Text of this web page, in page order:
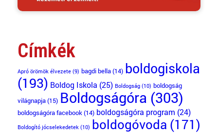
Címkék
Apró örömök élvezete(9) bagdi bella(14) boldogiskola
(193) Boldog Iskola (25) Boldogság(10) boldogság
világnapja(15) Boldogságóra (303)
boldogságóra facebook(14) boldogságóra program (24)
Boldogító jócselekedetek (10) boldogóvoda (171)